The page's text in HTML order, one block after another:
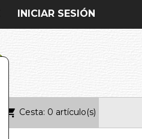
INICIAR SESIÓN
Cesta: 0 artículo(s)